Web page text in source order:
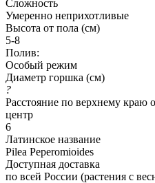
Сложность
Умеренно неприхотливые
Высота от пола (см)
5-8
Полив:
Особый режим
Диаметр горшка (см)
?
Расстояние по верхнему краю
центр
6
Латинское название
Pilea Peperomioides
Доступная доставка
по всей России (растения с